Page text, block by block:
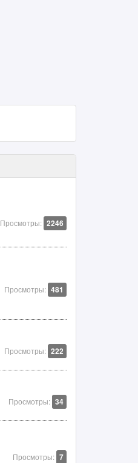
Просмотры: 2246
Просмотры: 481
Просмотры: 222
Просмотры: 34
Просмотры: 7